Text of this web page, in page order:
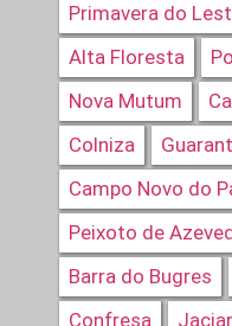
Primavera do
Alta Floresta
Nova Mutum
Colniza
Campo Novo do
Peixoto de
Barra do Bugres
Confresa